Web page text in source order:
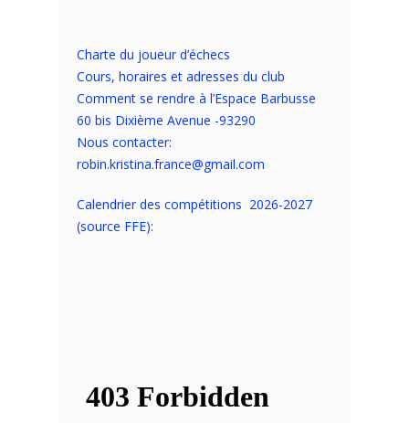
Charte du joueur d’échecs
Cours, horaires et adresses du club
Comment se rendre à l’Espace Barbusse
60 bis Dixième Avenue -93290
Nous contacter:
robin.kristina.france@gmail.com
Calendrier des compétitions 2026-2027
(source FFE):